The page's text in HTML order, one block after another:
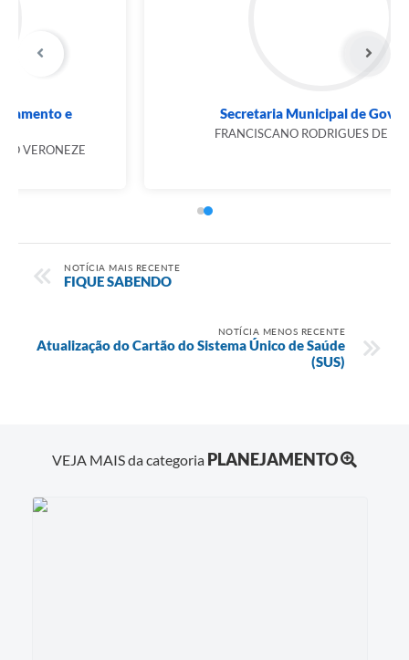
Secretaria Municipal de Governo
FRANCISCANO RODRIGUES DE SOUSA
NOTÍCIA MAIS RECENTE
FIQUE SABENDO
NOTÍCIA MENOS RECENTE
Atualização do Cartão do Sistema Único de Saúde
(SUS)
VEJA MAIS da categoria PLANEJAMENTO